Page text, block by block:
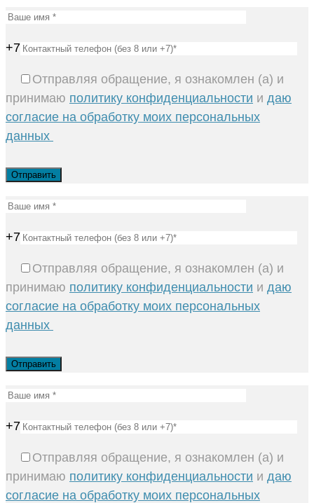
+7
Отправляя обращение, я ознакомлен (а) и
принимаю политику конфиденциальности и даю
согласие на обработку моих персональных
данных
+7
Отправляя обращение, я ознакомлен (а) и
принимаю политику конфиденциальности и даю
согласие на обработку моих персональных
данных
+7
Отправляя обращение, я ознакомлен (а) и
принимаю политику конфиденциальности и даю
согласие на обработку моих персональных